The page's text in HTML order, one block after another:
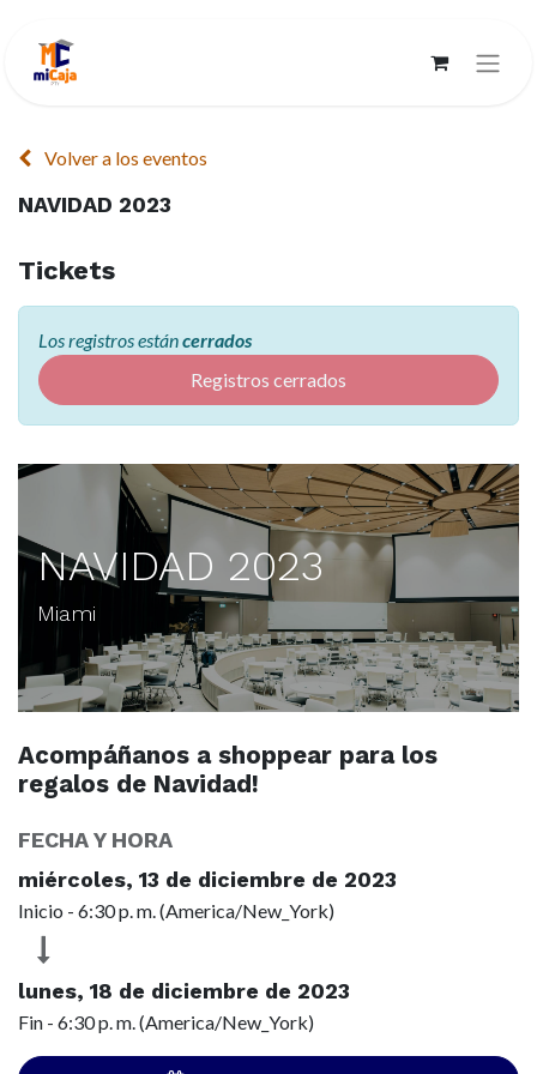
Volver a los eventos
NAVIDAD 2023
Tickets
Los registros estáncerrados
Registros cerrados
NAVIDAD 2023
Miami
Acompáñanos a shoppear para los
regalos de Navidad!
FECHA Y HORA
miércoles, 13 de diciembre de 2023
Inicio - 6:30 p. m.(America/New_York)
lunes, 18 de diciembre de 2023
Fin - 6:30 p. m.(America/New_York)